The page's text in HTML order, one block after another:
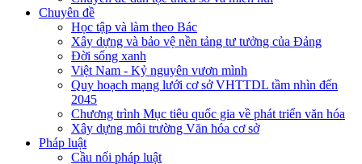
Chuyên đề
Học tập và làm theo Bác
Xây dựng và bảo vệ nền tảng tư tưởng của Đảng
Đời sống xanh
Việt Nam - Kỷ nguyên vươn mình
Quy hoạch mạng lưới cơ sở VHTTDL tầm nhìn đến
2045
Chương trình Mục tiêu quốc gia về phát triển văn hóa
Xây dựng môi trường Văn hóa cơ sở
Pháp luật
Cầu nối pháp luật